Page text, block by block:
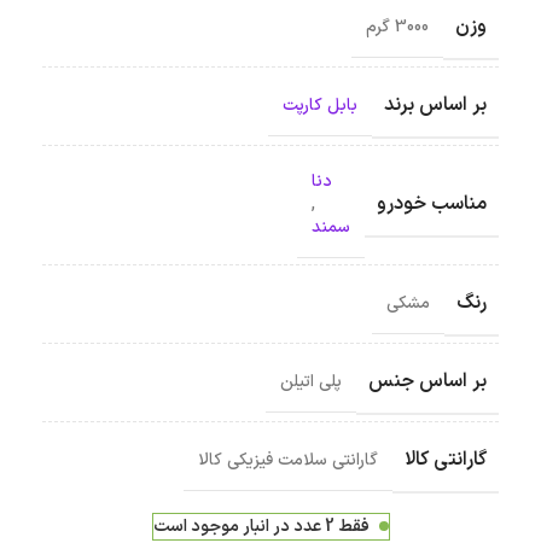
وزن 3000 گرم
بر اساس برند بابل کارپت
مناسب خودرو
دنا
,
سمند
رنگ مشکی
بر اساس جنس پلی اتیلن
گارانتی کالا گارانتی سلامت فیزیکی کالا
فقط 2 عدد در انبار موجود است